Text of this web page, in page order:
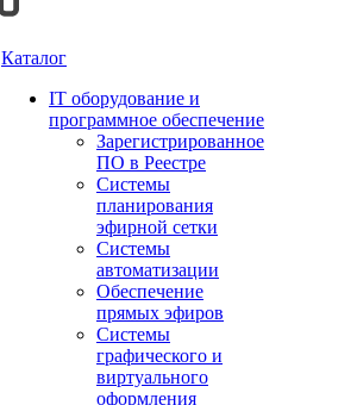
Каталог
IT оборудование и
программное обеспечение
Зарегистрированное
ПО в Реестре
Системы
планирования
эфирной сетки
Системы
автоматизации
Обеспечение
прямых эфиров
Системы
графического и
виртуального
оформления